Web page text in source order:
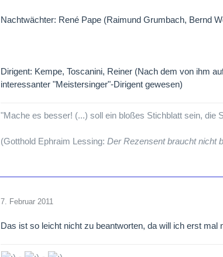
Nachtwächter: René Pape (Raimund Grumbach, Bernd
Dirigent: Kempe, Toscanini, Reiner (Nach dem von ihm
interessanter "Meistersinger"-Dirigent gewesen)
"Mache es besser! (...) soll ein bloßes Stichblatt sein, die
(Gotthold Ephraim Lessing:Der Rezensent braucht nicht
7. Februar 2011
Das ist so leicht nicht zu beantworten, da will ich erst